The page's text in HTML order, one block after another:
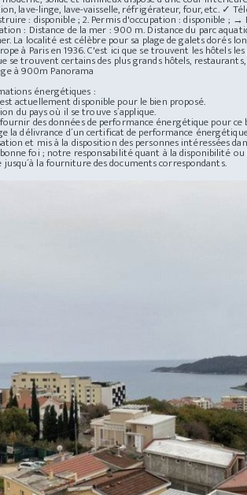
lave-linge, lave-vaisselle, réfrigérateur, four, etc. ✓
: disponible ; 2. Permis d'occupation : disponible ; →
: Distance de la mer : 900 m. Distance du parc
La localité est célèbre pour sa plage de galets dorés
à Paris en 1936. C'est ici que se trouvent les hôtels
trouvent certains des plus grands hôtels, restaurants,
à 900m Panorama
énergétiques :
actuellement disponible pour le bien proposé.
du pays où il se trouve s´applique.
des données de performance énergétique pour ce
la délivrance d´un certificat de performance
et mis à la disposition des personnes intéressées
foi ; notre responsabilité quant à la disponibilité ou
la fourniture des documents correspondants.